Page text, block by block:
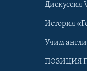
Дискуссия
История
Учим
ПОЗИЦИЯ